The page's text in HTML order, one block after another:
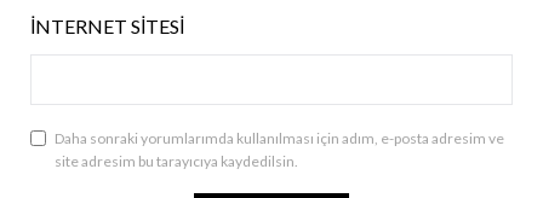
İNTERNET SITESI
Daha sonraki yorumlarımda kullanılması için adım, e-posta adresim ve
site adresim bu tarayıcıya kaydedilsin.